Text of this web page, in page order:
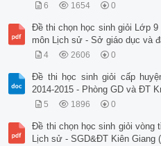
6 1654 0
Đề thi chọn học sinh giỏi Lớp 9
môn Lịch sử - Sở giáo dục và
4 2606 0
Đề thi học sinh giỏi cấp
2014-2015 - Phòng GD và ĐT
5 1896 0
Đề thi chọn học sinh giỏi vòng
Lịch sử - SGD&ĐT Kiên Giang